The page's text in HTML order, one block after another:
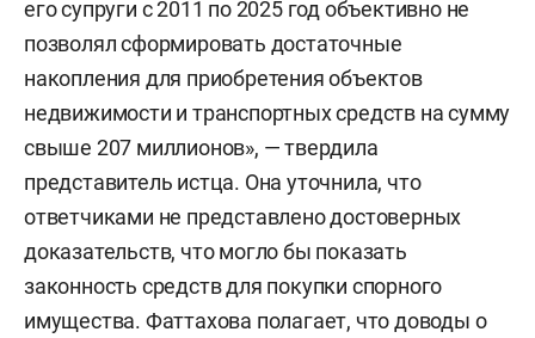
BMW X6 за 4,2 млн рублей (продан за
2,3 млн рублей);
Mercedes-Benz E200 за 3,2 млн
рублей (продан за 2,5 млн рублей);
два Range Rover (за 5,7 млн и 8,6 млн
рублей, оба уже проданы);
его супруги с 2011 по 2025 год объективно не
позволял сформировать достаточные
накопления для приобретения объектов
недвижимости и транспортных средств на сумму
свыше 207 миллионов», — твердила
представитель истца. Она уточнила, что
ответчиками не представлено достоверных
доказательств, что могло бы показать
законность средств для покупки спорного
имущества. Фаттахова полагает, что доводы о